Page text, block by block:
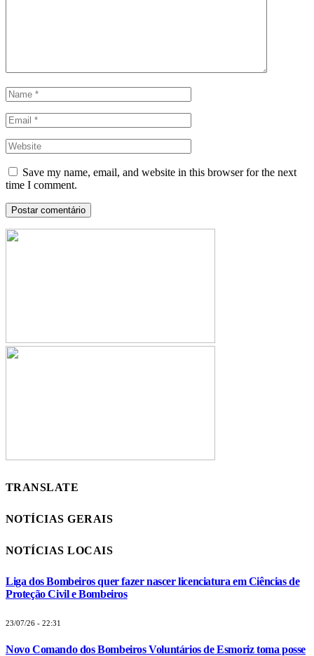
Save my name, email, and website in this browser for the next
time I comment.
TRANSLATE
NOTÍCIAS GERAIS
NOTÍCIAS LOCAIS
Liga dos Bombeiros quer fazer nascer licenciatura em Ciências de
Proteção Civil e Bombeiros
23/07/26 - 22:31
Novo Comando dos Bombeiros Voluntários de Esmoriz toma posse